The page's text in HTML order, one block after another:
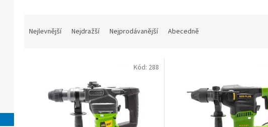
Nejlevnější Nejdražší Nejprodávanější Abecedně
Kód: 288